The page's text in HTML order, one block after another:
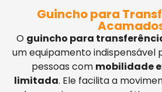
Guincho para
O guincho para
um equipamento indispensável
pessoas com mobilidade
limitada. Ele facilita a